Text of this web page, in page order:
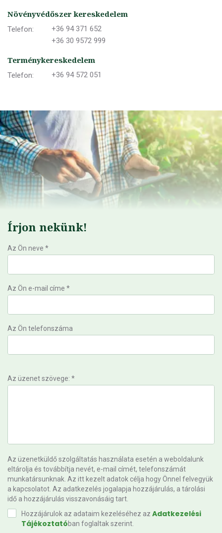
Növényvédőszer kereskedelem
Telefon:
+36 94 371 652
+36 30 9572 999
Terménykereskedelem
Telefon: +36 94 572 051
Írjon nekünk!
Az Ön neve *
Az Ön e-mail címe *
Az Ön telefonszáma
Az üzenet szövege: *
Az üzenetküldő szolgáltatás használata esetén a weboldalunk
eltárolja és továbbítja nevét, e-mail címét, telefonszámát
munkatársunknak. Az itt kezelt adatok célja hogy Önnel felvegyük
a kapcsolatot. Az adatkezelés jogalapja hozzájárulás, a tárolási
idő a hozzájárulás visszavonásáig tart.
Hozzájárulok az adataim kezeléséhez az Adatkezelési
Tájékoztatóban foglaltak szerint.